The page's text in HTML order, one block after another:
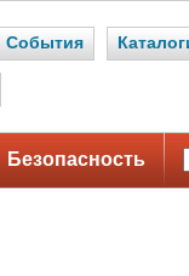
События
Безопасность